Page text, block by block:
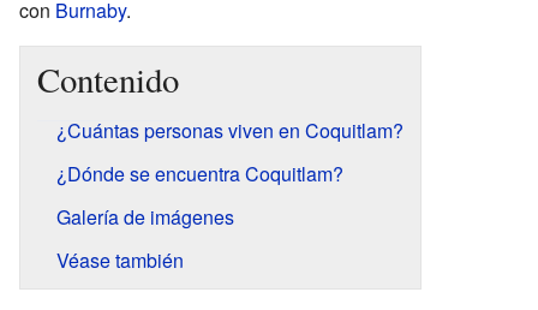
con Burnaby.
Contenido
¿Cuántas personas viven en Coquitlam?
¿Dónde se encuentra Coquitlam?
Galería de imágenes
Véase también